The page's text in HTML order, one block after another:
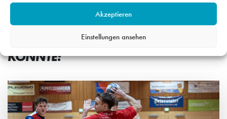
Akzeptieren
Einstellungen ansehen
WAS DICH NOCH INTERESSIEREN
KÖNNTE: